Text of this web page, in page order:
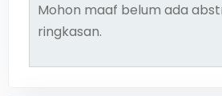
Mohon maaf belum ada
ringkasan.